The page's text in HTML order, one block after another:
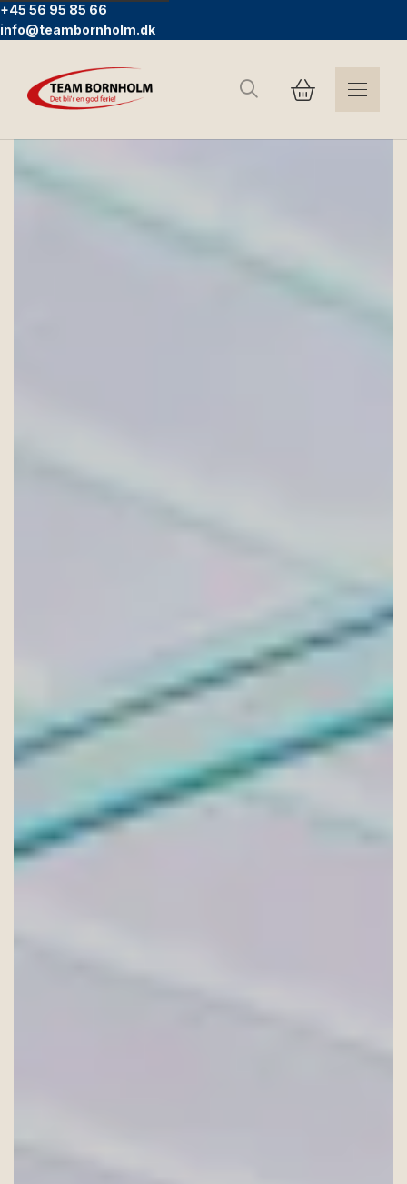
+45 56 95 85 66
info@teambornholm.dk
Søg